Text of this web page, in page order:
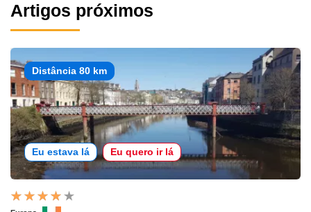
Artigos próximos
Distância 80 km
Eu estava lá Eu quero ir lá